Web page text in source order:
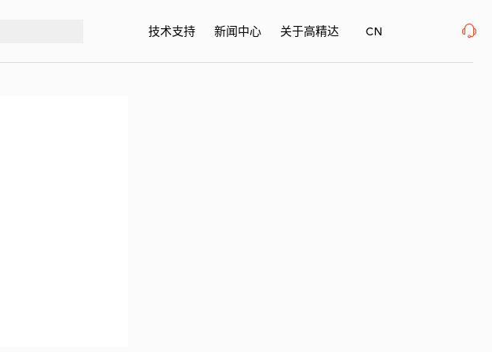
2026年08月12-14日、SurfacePME 表面精密加工博览会 、上海新国际博览中心· 浦东、W1馆E21 、欢迎莅临
技术支持 新闻中心 关于高精达 CN